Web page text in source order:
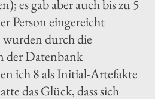
es gab aber auch bis zu 5
Person eingereicht
durch die
der Datenbank
ich 8 als Initial-Artefakte
das Glück, dass sich